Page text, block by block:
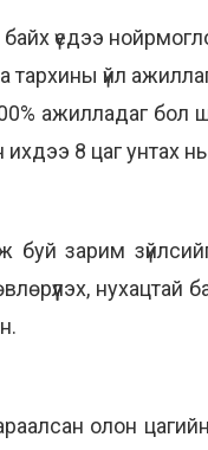
үедээ
тархины үйл
ажилладаг
ихдээ 8 цаг унтах
буй зарим
олон